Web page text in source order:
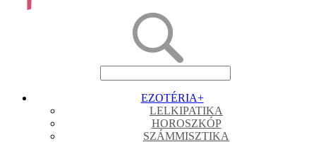
EZOTÉRIA+
LELKIPATIKA
HOROSZKÓP
SZÁMMISZTIKA